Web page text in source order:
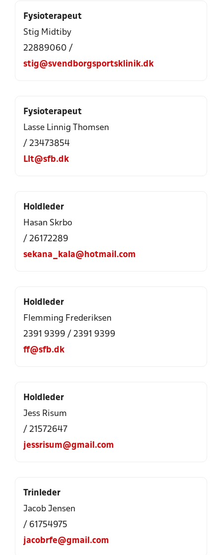
Fysioterapeut
Stig Midtiby
22889060 /
stig@svendborgsportsklinik.dk
Fysioterapeut
Lasse Linnig Thomsen
/ 23473854
Llt@sfb.dk
Holdleder
Hasan Skrbo
/ 26172289
sekana_kala@hotmail.com
Holdleder
Flemming Frederiksen
2391 9399 / 2391 9399
ff@sfb.dk
Holdleder
Jess Risum
/ 21572647
jessrisum@gmail.com
Trinleder
Jacob Jensen
/ 61754975
jacobrfe@gmail.com